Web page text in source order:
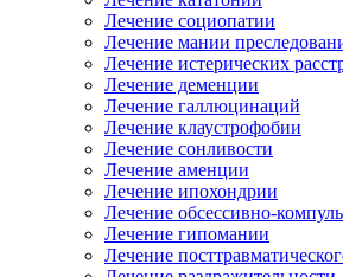
Лечение социопатии
Лечение мании
Лечение истерических
Лечение деменции
Лечение галлюцинаций
Лечение клаустрофобии
Лечение сонливости
Лечение аменции
Лечение ипохондрии
Лечение обсессивно-
Лечение гипомании
Лечение